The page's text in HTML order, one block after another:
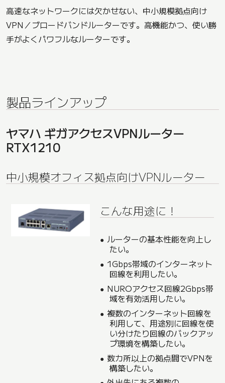
高速なネットワークには欠かせない、中小規模拠点向け
VPN／ブロードバンドルーターです。高機能かつ、使い勝
手がよくパワフルなルーターです。
製品ラインアップ
ヤマハ ギガアクセスVPNルーター
RTX1210
中小規模オフィス拠点向けVPNルーター
こんな用途に！
ルーターの基本性能を向上し
たい。
1Gbps帯域のインターネット
回線を利用したい。
NUROアクセス回線2Gbps帯
域を有効活用したい。
複数のインターネット回線を
利用して、用途別に回線を使
い分けたり回線のバックアッ
プ環境を構築したい。
数カ所以上の拠点間でVPNを
構築したい。